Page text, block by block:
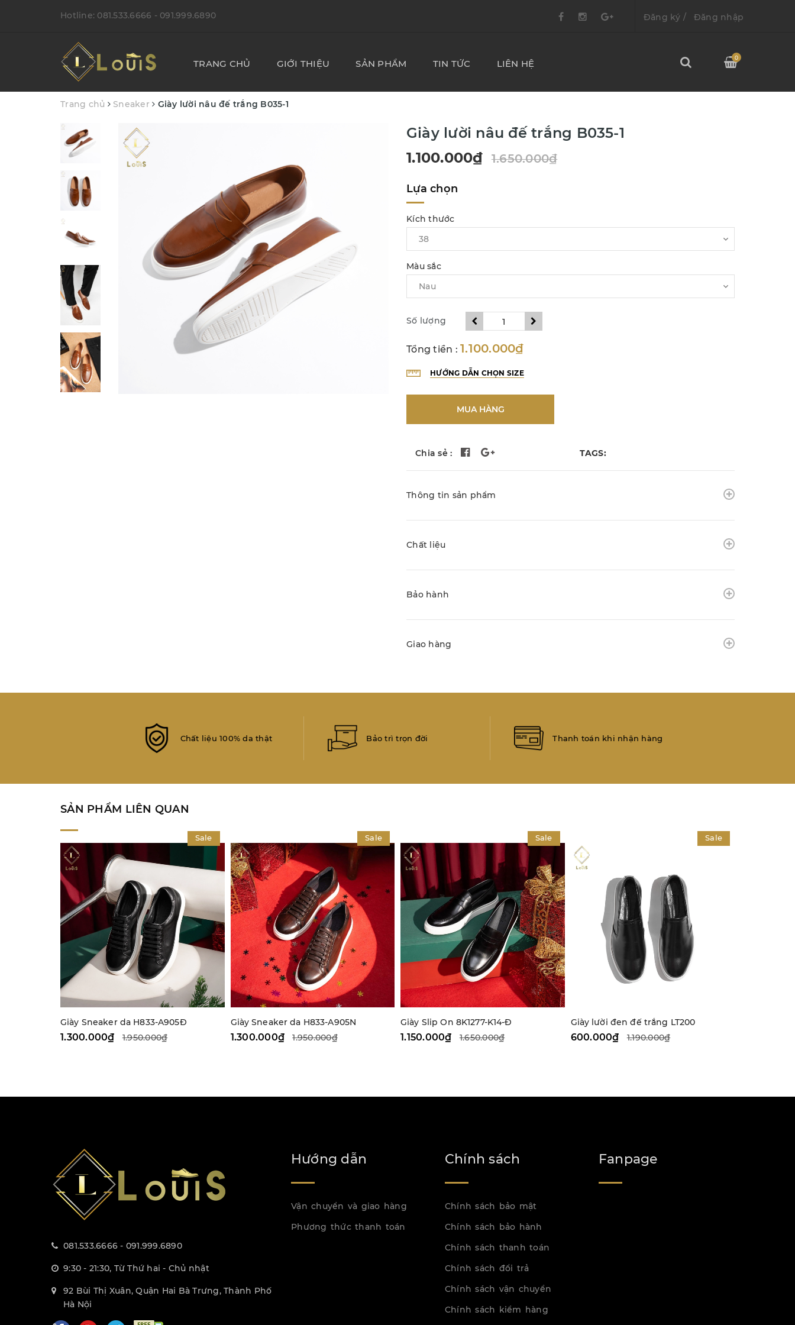
Hotline: 081.533.6666 - 091.999.6890 Đăng ký / Đăng nhập
TRANG CHỦ GIỚI THIỆU SẢN PHẨM TIN TỨC LIÊN HỆ
0
Trang chủ Sneaker Giày lười nâu đế trắng B035-1
Giày lười nâu đế trắng B035-1
1.100.000₫
1.650.000₫
Lựa chọn
Kích thước
Màu sắc
Số lượng
Tổng tiền : 1.100.000₫
HƯỚNG DẪN CHỌN SIZE
MUA HÀNG
Chia sẻ : TAGS:
Thông tin sản phẩm
Chất liệu
Bảo hành
Giao hàng
Chất liệu 100% da thật Bảo trì trọn đời Thanh toán khi nhận hàng
SẢN PHẨM LIÊN QUAN
Sale
Giày Sneaker da H833-A905Đ
1.300.000₫ 1.950.000₫
Sale
Giày Sneaker da H833-A905N
1.300.000₫ 1.950.000₫
Sale
Giày Slip On 8K1277-K14-Đ
1.150.000₫ 1.650.000₫
Sale
Giày lười đen đế trắng LT200
600.000₫ 1.190.000₫
081.533.6666 - 091.999.6890
9:30 - 21:30, Từ Thứ hai - Chủ nhật
92 Bùi Thị Xuân, Quận Hai Bà Trưng, Thành Phố
Hà Nội
Hướng dẫn
Vận chuyển và giao hàng
Phương thức thanh toán
Chính sách
Chính sách bảo mật
Chính sách bảo hành
Chính sách thanh toán
Chính sách đổi trả
Chính sách vận chuyển
Chính sách kiểm hàng
Fanpage